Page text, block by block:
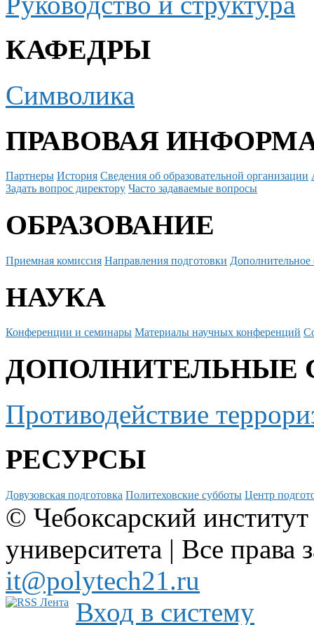
КАФЕДРЫ
Символика
ПРАВОВАЯ
Партнеры История Сведения об образовательной организации
Задать вопрос директору Часто задаваемые вопросы
ОБРАЗОВАНИЕ
Приемная комиссия Направления подготовки Дополнительное
НАУКА
Конференции и семинары Материалы научных конференций
ДОПОЛНИТЕЛЬНЫЕ
Противодействие
РЕСУРСЫ
Довузовская подготовка Политеховские субботы Центр
© Чебоксарский
университета | Все
it@polytech21.ru
Вход в систему